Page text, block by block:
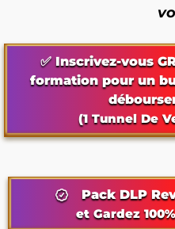
✅ Inscrivez-vous
formation pour un
(1 Tunnel De
Pack DLP
et Gardez